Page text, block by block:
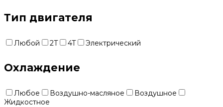
Тип двигателя
Любой 2T 4T Электрический
Охлаждение
Любое Воздушно-масляное
Воздушное
Жидкостное